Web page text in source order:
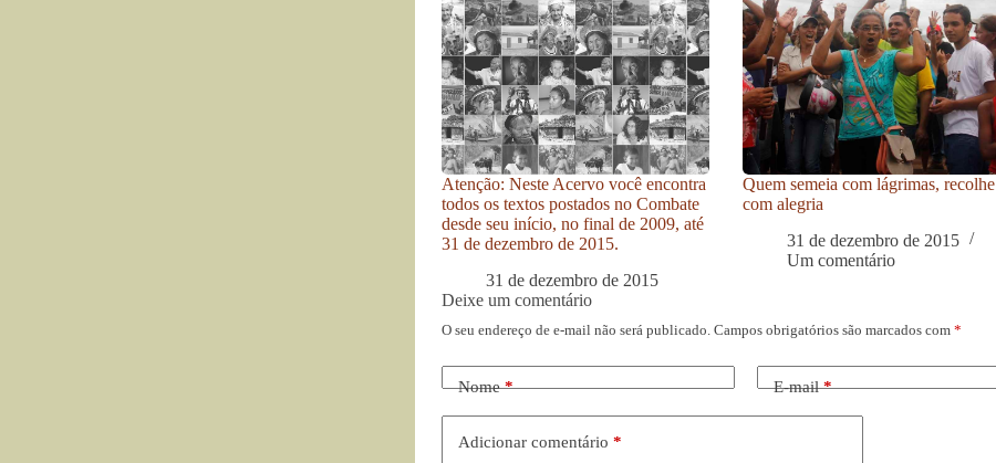
Atenção: Neste Acervo você encontra
todos os textos postados no Combate
desde seu início, no final de 2009, até
31 de dezembro de 2015.
31 de dezembro de 2015
Quem semeia com lágrimas, recolhe
com alegria
31 de dezembro de 2015
Um comentário
Deixe um comentário
O seu endereço de e-mail não será publicado. Campos obrigatórios são marcados com *
Nome* E-mail*
Adicionar comentário *